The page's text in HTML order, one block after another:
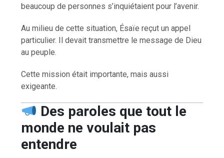
beaucoup de personnes s’inquiétaient pour l’avenir.
Au milieu de cette situation, Ésaïe reçut un appel
particulier. Il devait transmettre le message de Dieu
au peuple.
Cette mission était importante, mais aussi
exigeante.
Des paroles que tout le
monde ne voulait pas
entendre